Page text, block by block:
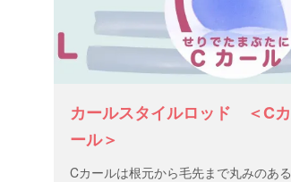
カールスタイルロッド ＜Cカ
ール＞
Cカールは根元から毛先まで丸みのある